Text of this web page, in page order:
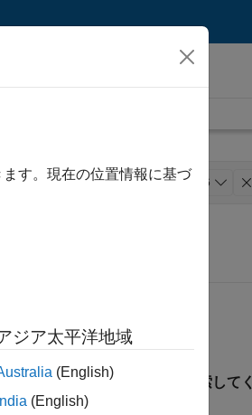
セールス オペレーション 6
るには、所在地を指定して検索してく
す。現在の位置情報に基づ
ジア太平洋地域
(English)
India (English)